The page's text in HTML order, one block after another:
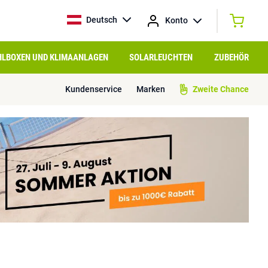
Deutsch Konto
UND KLIMAANLAGEN SOLARLEUCHTEN ZUBEHÖR
Kundenservice Marken Zweite Chance